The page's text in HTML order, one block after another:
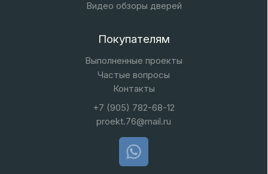
FORTUNA-DOORS
Разработка сайта
Политика конфиденциальности
© 2025 Все права защищены